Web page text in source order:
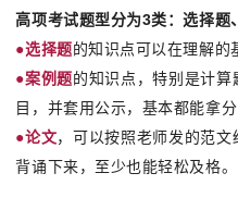
高项考试题型分为3类：选择题
●选择题的知识点可以在理解的
●案例题的知识点，特别是计
目，并套用公示，基本都能拿分
●论文，可以按照老师发的范
背诵下来，至少也能轻松及格。